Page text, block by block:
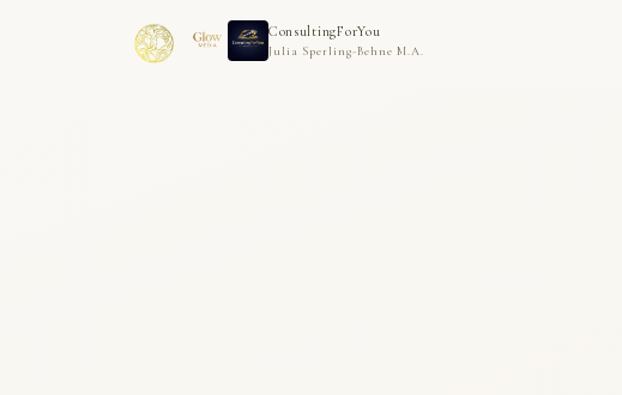
ConsultingForYou
Julia Sperling-Behne M.A.